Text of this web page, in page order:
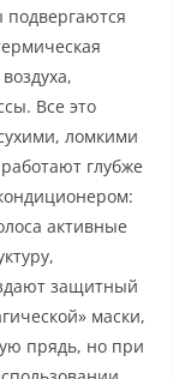
Все это
ломкими
глубже
активные
защитный
маски,
прядь, но при